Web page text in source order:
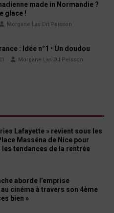
made in Normandie ?
glace !
Morgane Las Dit Peisson
: Idée n°1 • Un doudou
Morgane Las Dit Peisson
Lafayette » revient sous les
Masséna de Nice pour
tendances de la rentrée
aborde l’emprise
cinéma à travers son 4ème
bien »